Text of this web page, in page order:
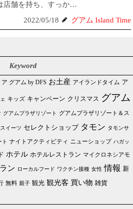
店舗を持ち、すっか…
2022/05/18
グアム Island Time
Keyword
グアム by DFS お土産 アイランドタイム ア
キッズ キャンペーン クリスマス グアム
グアムプラザリゾート グアムプラザリゾート＆ス
スイーツ セレクトショップ タモン タモンサ
ト ナイトアクティビティ ニューショップ ハガッ
ホテル ホテルレストラン マイクロネシアモ
ン ローカルフード ワクチン接種 女性 情報 新
無料 親子 観光 観光客 買い物 雑貨